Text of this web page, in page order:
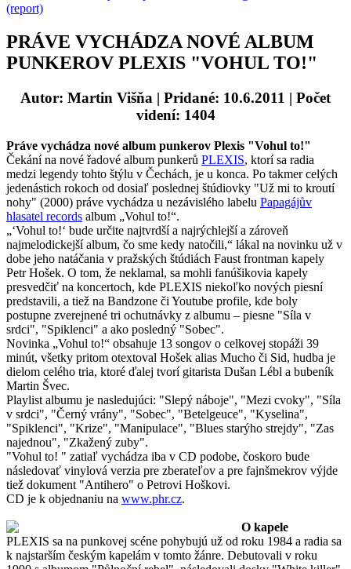
(report)
PRÁVE VYCHÁDZA NOVÉ ALBUM
PUNKEROV PLEXIS "VOHUL TO!"
Autor: Martin Višňa | Pridané: 10.6.2011 | Počet
videní: 1404
Práve vychádza nové album punkerov Plexis "Vohul to!"
Čekání na nové řadové album punkerů PLEXIS, ktorí sa radia
medzi legendy tohto štýlu v Čechách, je u konca. Po takmer celých
jedenástich rokoch od dosiaľ poslednej štúdiovky "Už mi to kroutí
nohy" (2000) práve vychádza u nezávislého labelu Papagájův
hlasatel records album „Vohul to!“.
„‘Vohul to!‘ bude určite najtvrdší a najrýchlejší a zároveň
najmelodickejší album, čo sme kedy natočili,“ lákal na novinku už v
dobe jeho natáčania v pražských štúdiách Faust frontman kapely
Petr Hošek. O tom, že neklamal, sa mohli fanúšikovia kapely
presvedčiť na koncertoch, kde PLEXIS niekoľko nových piesní
predstavili, a tiež na Bandzone či Youtube profile, kde boly
postupne zverejnené tri ochutnávky z albumu – piesne "Síla v
srdci", "Spiklenci" a ako posledný "Sobec".
Novinka „Vohul to!“ obsahuje 13 songov o celkovej stopáži 39
minút, všetky pritom otextoval Hošek alias Mucho či Sid, hudba je
dielom celého tria, ktoré ďalej tvorí gitarista Dušan Lébl a bubeník
Martin Švec.
Playlist albumu je nasledujúci: "Slepý náboje", "Mezi cvoky", "Síla
v srdci", "Černý vrány", "Sobec", "Betelgeuce", "Kyselina",
"Spiklenci", "Krize", "Manipulace", "Blues starýho strejdy", "Zas
najednou", "Zkažený zuby".
"Vohul to! " zatiaľ vychádza iba v CD podobe, čoskoro bude
následovať vinylová verzia pre zberateľov a pre fajnšmekrov výjde
tiež dokument "Antihero" o Petrovi Hoškovi.
CD je k objednaniu na www.phr.cz.
O kapele
PLEXIS sa na punkovej scéne pohybujú už od roku 1984 a radia sa
k najstarším českým kapelám v tomto žánre. Debutovali v roku